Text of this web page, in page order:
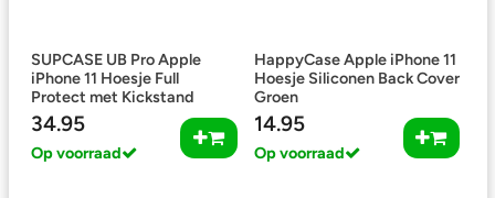
SUPCASE UB Pro Apple
iPhone 11 Hoesje Full
Protect met Kickstand
Zwart
34.95
Op voorraad
HappyCase Apple iPhone 11
Hoesje Siliconen Back Cover
Groen
14.95
Op voorraad